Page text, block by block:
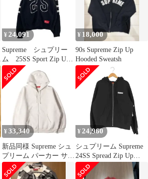
¥ 24,091
Supreme シュプリー
ム 25SS Sport Zip Up
Hooded Sweater スポー
ツ ジップ アップ フー
ディー セーター L
¥ 18,000
90s Supreme Zip Up
Hooded Sweatsh
¥ 33,340
新品同様 Supreme シュ
プリーム パーカー サイ
ズ:XXL 24AW 起毛スウ
ェット ジップ パーカー
¥ 24,960
シュプリーム Supreme
24SS Spread Zip Up
Hooded メンズ import：
M